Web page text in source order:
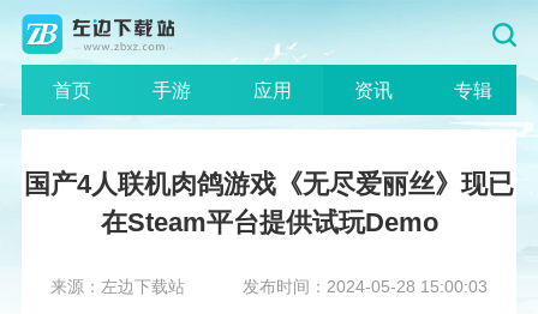
首页 手游 应用 资讯 专辑
国产4人联机肉鸽游戏《无尽爱丽丝》现已
在Steam平台提供试玩Demo
来源：左边下载站 发布时间：2024-05-28 15:00:03